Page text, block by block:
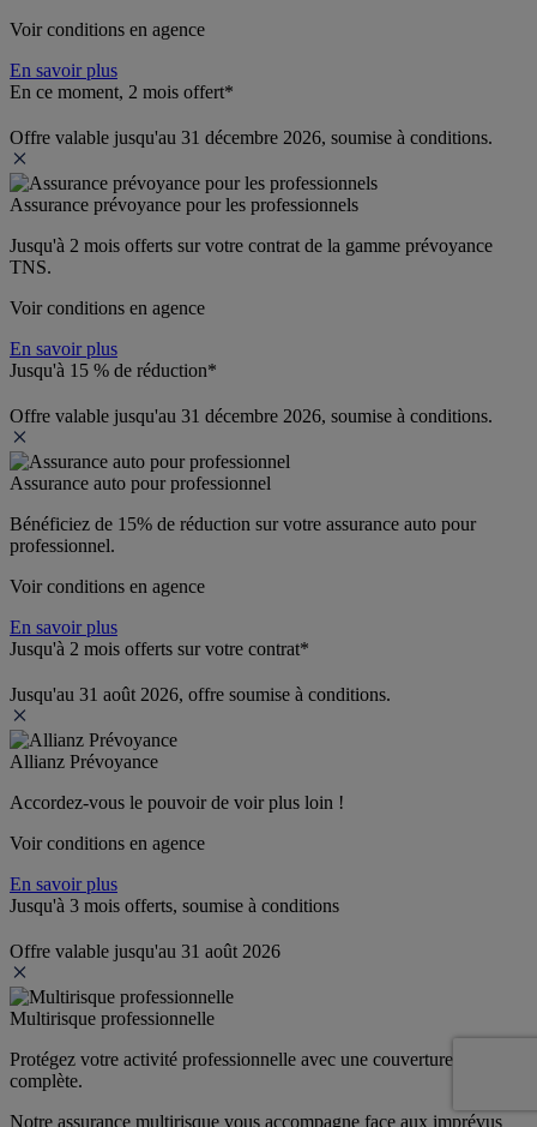
Voir conditions en agence
En savoir plus
En ce moment, 2 mois offert*
Offre valable jusqu'au 31 décembre 2026, soumise à conditions.
Assurance prévoyance pour les professionnels
Jusqu'à 2 mois offerts sur votre contrat de la gamme prévoyance
TNS.
Voir conditions en agence
En savoir plus
Jusqu'à 15 % de réduction*
Offre valable jusqu'au 31 décembre 2026, soumise à conditions.
Assurance auto pour professionnel
Bénéficiez de 15% de réduction sur votre assurance auto pour
professionnel.
Voir conditions en agence
En savoir plus
Jusqu'à 2 mois offerts sur votre contrat*
Jusqu'au 31 août 2026, offre soumise à conditions.
Allianz Prévoyance
Accordez-vous le pouvoir de voir plus loin !
Voir conditions en agence
En savoir plus
Jusqu'à 3 mois offerts, soumise à conditions
Offre valable jusqu'au 31 août 2026
Multirisque professionnelle
Protégez votre activité professionnelle avec une couverture
complète.
Notre assurance multirisque vous accompagne face aux imprévus